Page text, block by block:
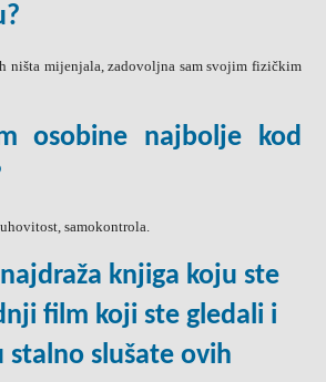
ništa mijenjala, zadovoljna sam svojim fizičkim
osobine najbolje kod
samokontrola.
knjiga koju ste
film koji ste gledali i
slušate ovih